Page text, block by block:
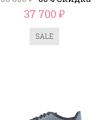
37 700 ₽
SALE